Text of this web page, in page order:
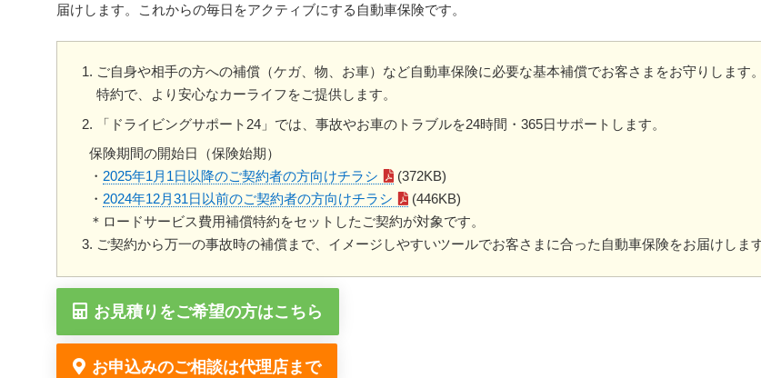
届けします。これからの毎日をアクティブにする自動車保険です。
ご自身や相手の方への補償（ケガ、物、お車）など自動車保険に必要な基本補償でお客さまをお守りします
特約で、より安心なカーライフをご提供します。
「ドライビングサポート24」では、事故やお車のトラブルを24時間・365日サポートします。
保険期間の開始日（保険始期）
・ 2025年1月1日以降のご契約者の方向けチラシ
(372KB)
・ 2024年12月31日以前のご契約者の方向けチラシ
(446KB)
＊ロードサービス費用補償特約をセットしたご契約が対象です。
ご契約から万一の事故時の補償まで、イメージしやすいツールでお客さまに合った自動車保険をお届けします
お見積りをご希望の方はこちら
お申込みのご相談は代理店まで